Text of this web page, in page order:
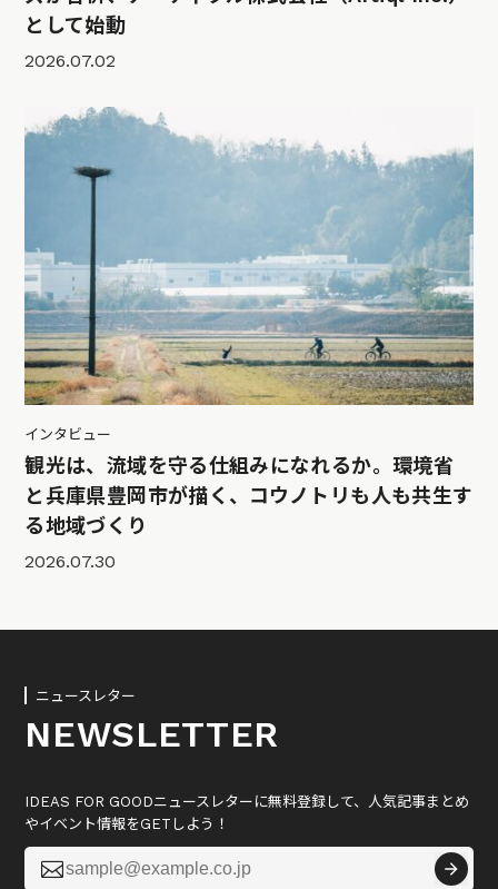
として始動
2026.07.02
インタビュー
観光は、流域を守る仕組みになれるか。環境省
と兵庫県豊岡市が描く、コウノトリも人も共生す
る地域づくり
2026.07.30
ニュースレター
NEWSLETTER
IDEAS FOR GOODニュースレターに無料登録して、人気記事まとめ
やイベント情報をGETしよう！
